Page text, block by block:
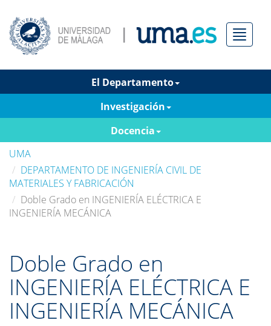
Menú
El Departamento
Investigación
Docencia
UMA
DEPARTAMENTO DE INGENIERÍA CIVIL DE
MATERIALES Y FABRICACIÓN
Doble Grado en INGENIERÍA ELÉCTRICA E
INGENIERÍA MECÁNICA
Doble Grado en
INGENIERÍA ELÉCTRICA E
INGENIERÍA MECÁNICA